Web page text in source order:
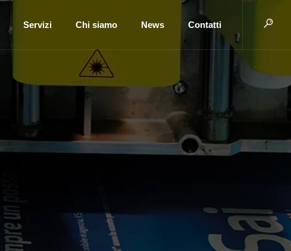
Servizi Chi siamo News Contatti